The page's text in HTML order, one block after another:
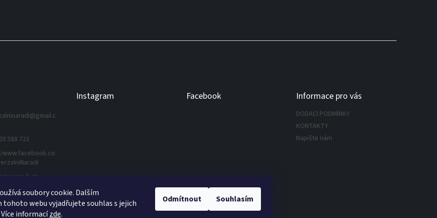
soubory cookie. Dalším
tohoto webu vyjadřujete souhlas s jejich
informacízde.
Odmítnout Souhlasím
@gmail.c
588 723
Instagram
Sledovat na Instagramu
Facebook Informace pro vás
DODACÍ PODMÍNKY
KONTAKTY
Napište nám